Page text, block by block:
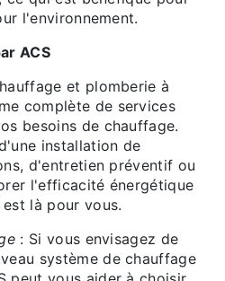
l'environnement.
ACS
et plomberie à
complète de services
besoins de chauffage.
installation de
d'entretien préventif ou
l'efficacité énergétique
là pour vous.
: Si vous envisagez de
système de chauffage